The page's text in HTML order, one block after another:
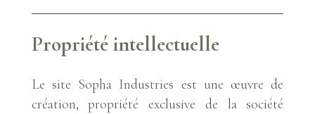
Propriété intellectuelle
Le site Sopha Industries est une œuvre de
création, propriété exclusive de la société